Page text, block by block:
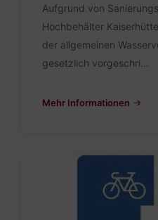
Aufgrund von
Hochbehälter
der allgemeinen
gesetzlich vorgeschri…
Mehr Informationen